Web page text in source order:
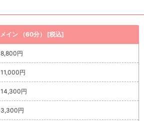
メイン （60分） [税込]
8,800円
11,000円
14,300円
3,300円